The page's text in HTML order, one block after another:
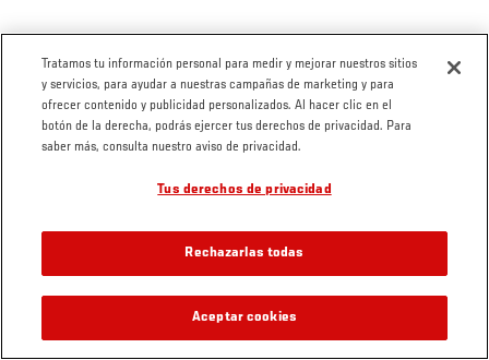
Tratamos tu información personal para medir y mejorar nuestros sitios
y servicios, para ayudar a nuestras campañas de marketing y para
ofrecer contenido y publicidad personalizados. Al hacer clic en el
botón de la derecha, podrás ejercer tus derechos de privacidad. Para
saber más, consulta nuestro aviso de privacidad.
Tus derechos de privacidad
Rechazarlas todas
Aceptar cookies